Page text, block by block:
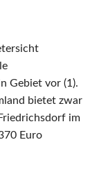
Gebiet vor (1).
bietet zwar
im
Euro